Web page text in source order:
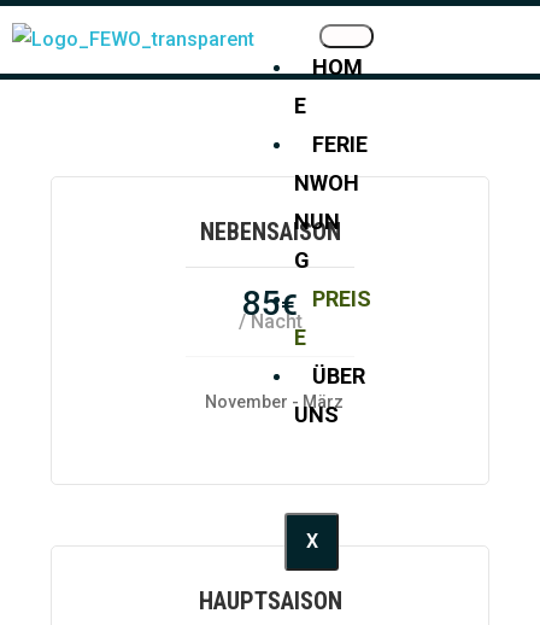
HOM
E
FERIE
NWOH
NUN
G
PREIS
E
ÜBER
UNS
X
NEBENSAISON
85€
/ Nacht
November - März
HAUPTSAISON